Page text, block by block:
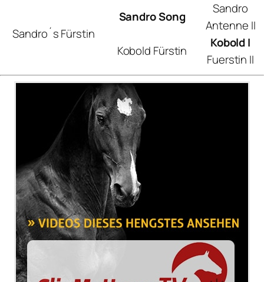
Sandro´s Fürstin
Sandro Song
Sandro
Antenne II
Kobold Fürstin
Kobold I
Fuerstin II